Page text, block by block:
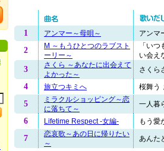
1 アンマー～母唄～ アンマ
2
M ～もうひとつのラブスト
ーリー～
「い
い会え
3
さくら ～あなたに出会えて
よかった～
さくら
4 旅立つキミへ 桜舞う
5
ミラクルショッピング～恋
に落ちて～
一人暮
6 Lifetime Respect -女編- もう愛
7
恋哀歌～あの日に帰りたい
～
あんた